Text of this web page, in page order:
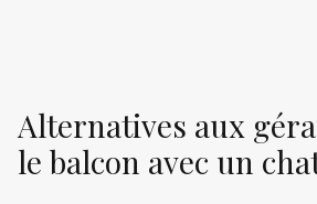
Alternatives aux
le balcon avec un